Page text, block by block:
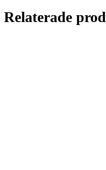
Relaterade